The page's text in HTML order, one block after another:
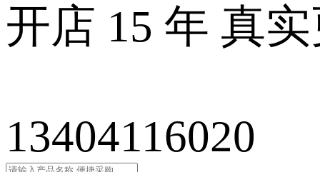
开店 15 年
13404116020